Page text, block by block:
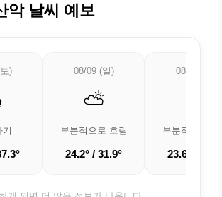
악 날씨 예보
) 08/09 (일)
⛅
부분적으로 흐림
24.2° / 31.9°
08/10 (월)
부분적으로 흐
23.6° /